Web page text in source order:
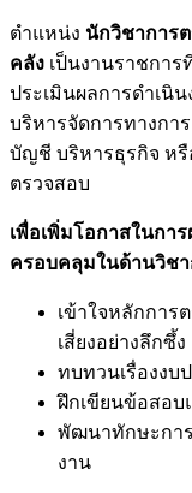
ตำแหน่ง นักวิชาการ
คลัง เป็นงานราชกา
ประเมินผลการดำเนิ
บริหารจัดการทางกา
บัญชี บริหารธุรกิจ หรื
ตรวจสอบ
เพื่อเพิ่มโอกาสในกา
ครอบคลุมในด้านวิช
เข้าใจหลักการ
เสี่ยงอย่างลึกซึ้ง
ทบทวนเรื่องงบ
ฝึกเขียนข้อสอบ
พัฒนาทักษะกา
งาน